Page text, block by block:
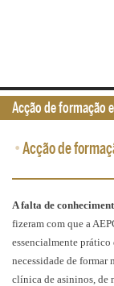
•Acção de
A falta de
fizeram com que a
essencialmente prático
necessidade de formar
clínica de asininos, de
Acção de formação